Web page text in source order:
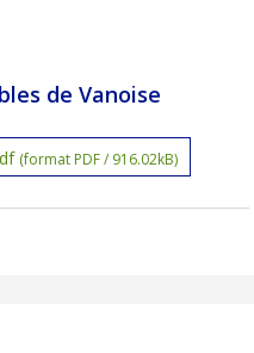
de Vanoise
(format PDF / 916.02kB)